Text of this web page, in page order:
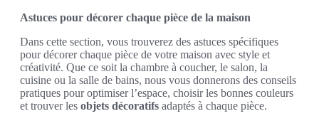
Astuces pour décorer chaque pièce de la maison
Dans cette section, vous trouverez des astuces spécifiques
pour décorer chaque pièce de votre maison avec style et
créativité. Que ce soit la chambre à coucher, le salon, la
cuisine ou la salle de bains, nous vous donnerons des conseils
pratiques pour optimiser l’espace, choisir les bonnes couleurs
et trouver les objets décoratifs adaptés à chaque pièce.